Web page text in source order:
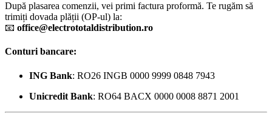
După plasarea comenzii, vei primi factura proformă. Te rugăm să
trimiți dovada plății (OP-ul) la:
📧 office@electrototaldistribution.ro
Conturi bancare:
ING Bank: RO26 INGB 0000 9999 0848 7943
Unicredit Bank: RO64 BACX 0000 0008 8871 2001